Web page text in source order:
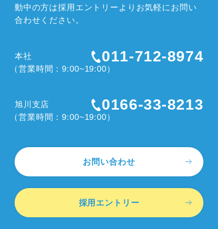
動中の方は採用エントリーよりお気軽にお問い
合わせください。
本社 011-712-8974
（営業時間：9:00~19:00）
旭川支店 0166-33-8213
（営業時間：9:00~19:00）
お問い合わせ
採用エントリー